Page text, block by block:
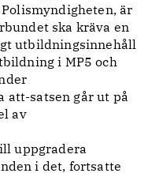
är
ska kräva en
utbildningsinnehåll
i MP5 och
att-satsen går ut på
av
uppgradera
i det, fortsatte